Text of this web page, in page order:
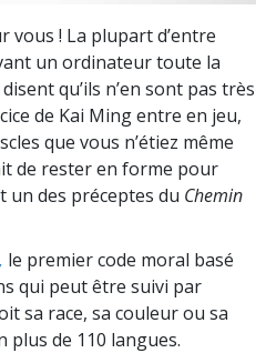
vous ! La plupart d’entre
un ordinateur toute la
qu’ils n’en sont pas très
de Kai Ming entre en jeu,
que vous n’étiez même
de rester en forme pour
des préceptes du Chemin
le premier code moral basé
qui peut être suivi par
sa race, sa couleur ou sa
plus de 110 langues.